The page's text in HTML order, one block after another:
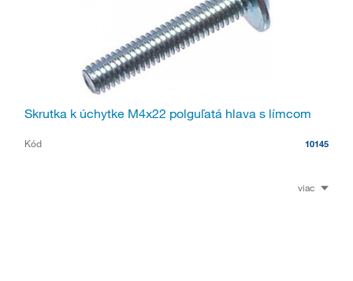
Skrutka k úchytke M4x22 polguľatá hlava s límcom
Kód 10145
viac